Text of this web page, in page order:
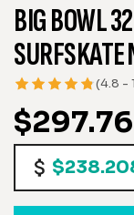
BIG BOWL
(4.8 -